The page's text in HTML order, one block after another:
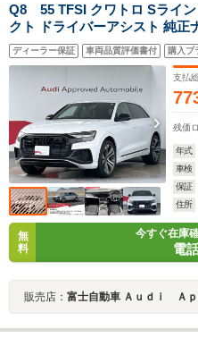
Q8 55 TFSI クワトロ Sライ
クト ドライバーアシスト 純
ラ サラウンドビュー 純正
ー
ディーラー保証 車両品質評価書付 購入プ
支払
残価
年式
車検
保証
住所
無
料
今すぐ在庫
電
販売店： 富士自動車 Ａｕｄｉ Ａｐｐｒｏｖ